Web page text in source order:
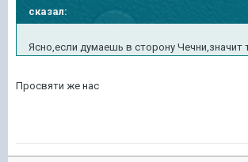
сказал:
Ясно,если думаешь в сторону Чечни,значит
Просвяти же нас